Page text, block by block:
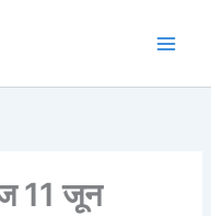
11 जून